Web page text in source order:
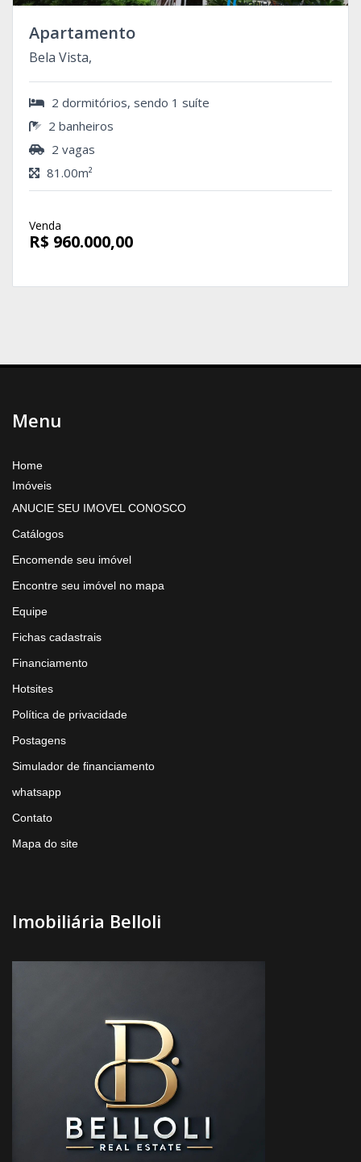
Apartamento
Bela Vista,
2 dormitórios, sendo 1 suíte
2 banheiros
2 vagas
81.00m²
Venda
R$ 960.000,00
Menu
Home
Imóveis
ANUCIE SEU IMOVEL CONOSCO
Catálogos
Encomende seu imóvel
Encontre seu imóvel no mapa
Equipe
Fichas cadastrais
Financiamento
Hotsites
Política de privacidade
Postagens
Simulador de financiamento
whatsapp
Contato
Mapa do site
Imobiliária Belloli